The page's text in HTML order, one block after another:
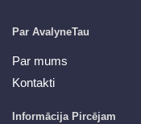
Par AvalyneTau
Par mums
Kontakti
Informācija Pircējam